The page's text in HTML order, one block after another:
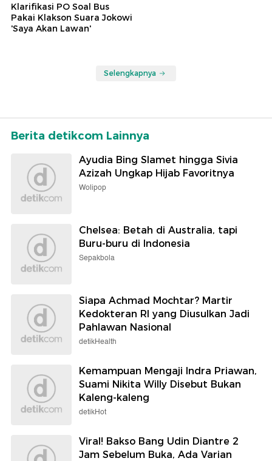
Klarifikasi PO Soal Bus
Pakai Klakson Suara Jokowi
'Saya Akan Lawan'
Selengkapnya
Berita detikcom Lainnya
Ayudia Bing Slamet hingga Sivia
Azizah Ungkap Hijab Favoritnya
Wolipop
Chelsea: Betah di Australia, tapi
Buru-buru di Indonesia
Sepakbola
Siapa Achmad Mochtar? Martir
Kedokteran RI yang Diusulkan Jadi
Pahlawan Nasional
detikHealth
Kemampuan Mengaji Indra Priawan,
Suami Nikita Willy Disebut Bukan
Kaleng-kaleng
detikHot
Viral! Bakso Bang Udin Diantre 2
Jam Sebelum Buka, Ada Varian